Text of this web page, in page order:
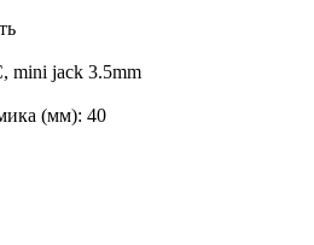
mini jack 3.5mm
(мм): 40